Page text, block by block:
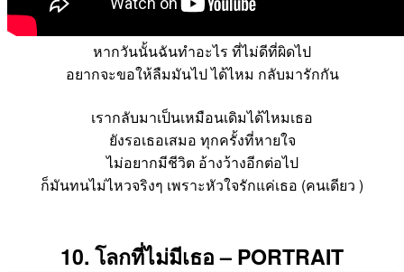
หากวันนั้นฉันทำอะไร ที่ไม่ดีที่ผิดไป
อยากจะขอให้ลืมมันไป ได้ไหม กลับมารักกัน
เรากลับมาเป็นเหมือนเดิมได้ไหมเธอ
ยังรอเธอเสมอ ทุกครั้งที่หายใจ
ไม่อยากมีชีวิต อ้างว้างอีกต่อไป
ก็มันทนไม่ไหวจริงๆ เพราะหัวใจรักแค่เธอ (คนเดียว )
10. โลกที่ไม่มีเธอ – PORTRAIT